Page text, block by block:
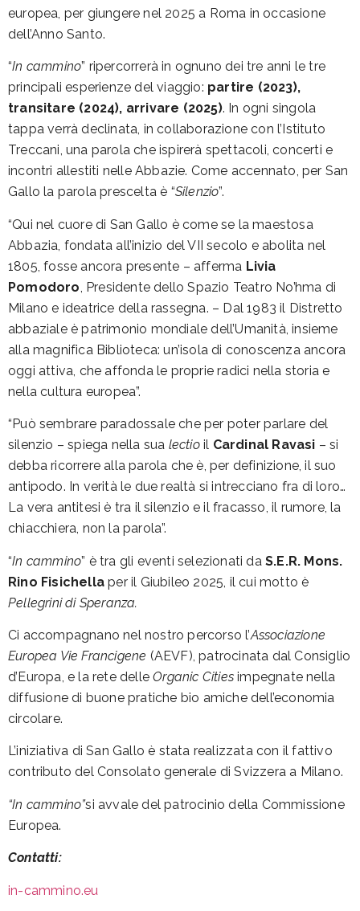
europea, per giungere nel 2025 a Roma in occasione
dell’Anno Santo.
“In cammino” ripercorrerà in ognuno dei tre anni le tre
principali esperienze del viaggio: partire (2023),
transitare (2024), arrivare (2025). In ogni singola
tappa verrà declinata, in collaborazione con l’Istituto
Treccani, una parola che ispirerà spettacoli, concerti e
incontri allestiti nelle Abbazie. Come accennato, per San
Gallo la parola prescelta è “Silenzio”.
“Qui nel cuore di San Gallo è come se la maestosa
Abbazia, fondata all’inizio del VII secolo e abolita nel
1805, fosse ancora presente – afferma Livia
Pomodoro , Presidente dello Spazio Teatro No’hma di
Milano e ideatrice della rassegna. – Dal 1983 il Distretto
abbaziale è patrimonio mondiale dell’Umanità, insieme
alla magnifica Biblioteca: un’isola di conoscenza ancora
oggi attiva, che affonda le proprie radici nella storia e
nella cultura europea”.
“Può sembrare paradossale che per poter parlare del
silenzio – spiega nella sua lectioil Cardinal Ravasi – si
debba ricorrere alla parola che è, per definizione, il suo
antipodo. In verità le due realtà si intrecciano fra di loro…
La vera antitesi è tra il silenzio e il fracasso, il rumore, la
chiacchiera, non la parola”.
“In cammino” è tra gli eventi selezionati daS.E.R. Mons.
Rino Fisichellaper il Giubileo 2025, il cui motto è
Pellegrini di Speranza.
Ci accompagnano nel nostro percorso l’Associazione
Europea Vie Francigene (AEVF), patrocinata dal Consiglio
d’Europa, e la rete delleOrganic Citiesimpegnate nella
diffusione di buone pratiche bio amiche dell’economia
circolare.
L’iniziativa di San Gallo è stata realizzata con il fattivo
contributo del Consolato generale di Svizzera a Milano.
“In cammino”si avvale del patrocinio della Commissione
Europea.
Contatti:
in-cammino.eu